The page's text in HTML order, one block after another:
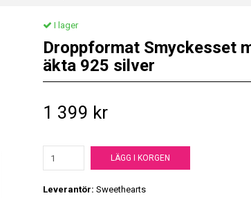
I lager
Droppformat Smyckesset
äkta 925 silver
1 399 kr
LÄGG I KORGEN
Leverantör: Sweethearts